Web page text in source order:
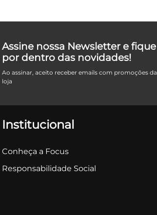
Assine nossa Newsletter e fique
por dentro das novidades!
Ao assinar, aceito receber emails com promoções da
loja
Institucional
Conheça a Focus
Responsabilidade Social